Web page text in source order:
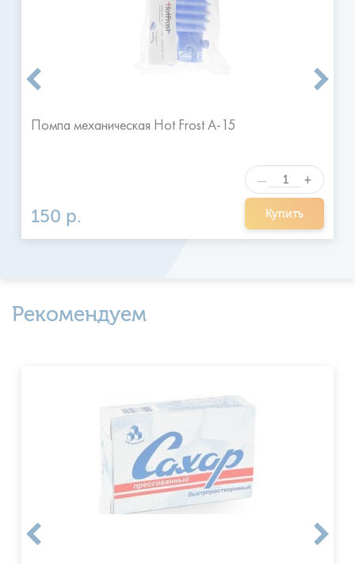
Я ознакомился и согласен с
размещенные после 16 часов принимаются к выполнению
на следующий день в удобное для клиента время.
Помпа механическая Hot Frost A-15
150 р. Купить
— +
Рекомендуем